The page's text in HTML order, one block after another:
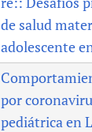
de salud
adolescente
por
pediátrica en